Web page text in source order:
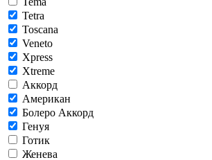
Tetra
Toscana
Veneto
Xpress
Xtreme
Аккорд
Американ
Болеро Аккорд
Генуя
Готик
Женева